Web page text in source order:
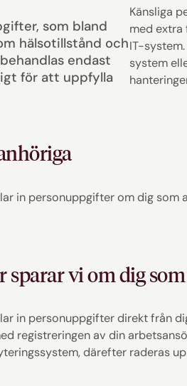
som bland
hälsotillstånd och
endast
för att uppfylla
Känsliga
med
IT-
system
in personuppgifter om dig som
vi om dig
in personuppgifter direkt från
registreringen av din
därefter raderas